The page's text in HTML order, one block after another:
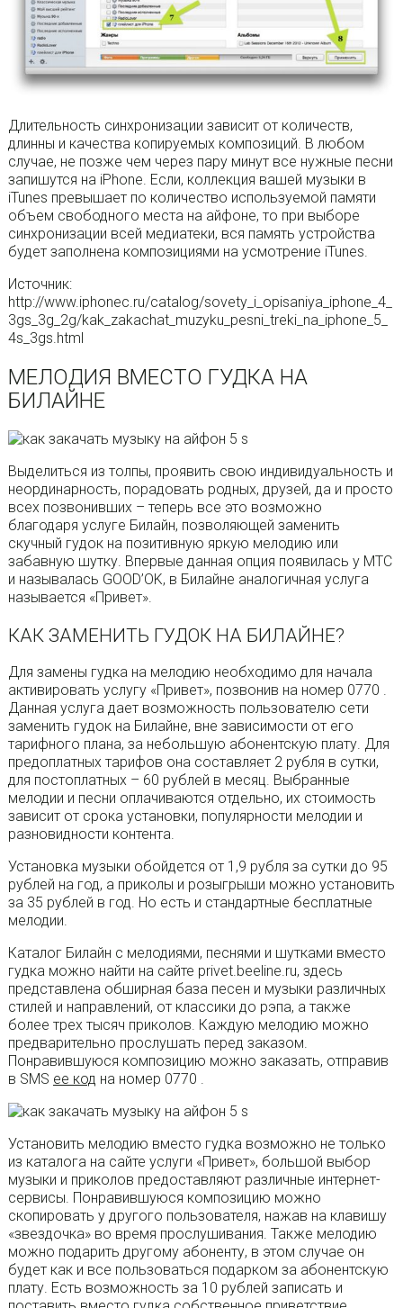
Длительность синхронизации зависит от количеств,
длинны и качества копируемых композиций. В любом
случае, не позже чем через пару минут все нужные песни
запишутся на iPhone. Если, коллекция вашей музыки в
iTunes превышает по количество используемой памяти
объем свободного места на айфоне, то при выборе
синхронизации всей медиатеки, вся память устройства
будет заполнена композициями на усмотрение iTunes.
Источник:
http://www.iphonec.ru/catalog/sovety_i_opisaniya_iphone_4_
3gs_3g_2g/kak_zakachat_muzyku_pesni_treki_na_iphone_5_
4s_3gs.html
МЕЛОДИЯ ВМЕСТО ГУДКА НА
БИЛАЙНЕ
Выделиться из толпы, проявить свою индивидуальность и
неординарность, порадовать родных, друзей, да и просто
всех позвонивших – теперь все это возможно
благодаря услуге Билайн, позволяющей заменить
скучный гудок на позитивную яркую мелодию или
забавную шутку. Впервые данная опция появилась у МТС
и называлась GOOD’OK, в Билайне аналогичная услуга
называется «Привет».
КАК ЗАМЕНИТЬ ГУДОК НА БИЛАЙНЕ?
Для замены гудка на мелодию необходимо для начала
активировать услугу «Привет», позвонив на номер 0770 .
Данная услуга дает возможность пользователю сети
заменить гудок на Билайне, вне зависимости от его
тарифного плана, за небольшую абонентскую плату. Для
предоплатных тарифов она составляет 2 рубля в сутки,
для постоплатных – 60 рублей в месяц. Выбранные
мелодии и песни оплачиваются отдельно, их стоимость
зависит от срока установки, популярности мелодии и
разновидности контента.
Установка музыки обойдется от 1,9 рубля за сутки до 95
рублей на год, а приколы и розыгрыши можно установить
за 35 рублей в год. Но есть и стандартные бесплатные
мелодии.
Каталог Билайн с мелодиями, песнями и шутками вместо
гудка можно найти на сайте privet.beeline.ru, здесь
представлена обширная база песен и музыки различных
стилей и направлений, от классики до рэпа, а также
более трех тысяч приколов. Каждую мелодию можно
предварительно прослушать перед заказом.
Понравившуюся композицию можно заказать, отправив
в SMS ее код на номер 0770 .
Установить мелодию вместо гудка возможно не только
из каталога на сайте услуги «Привет», большой выбор
музыки и приколов предоставляют различные интернет-
сервисы. Понравившуюся композицию можно
скопировать у другого пользователя, нажав на клавишу
«звездочка» во время прослушивания. Также мелодию
можно подарить другому абоненту, в этом случае он
будет как и все пользоваться подарком за абонентскую
плату. Есть возможность за 10 рублей записать и